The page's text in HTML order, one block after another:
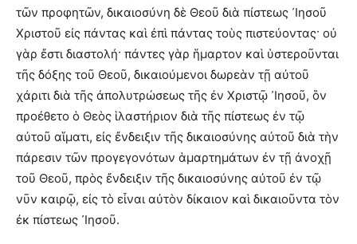
τῶν προφητῶν, δικαιοσύνη δὲ Θεοῦ διὰ πίστεως ᾿Ιησοῦ
Χριστοῦ εἰς πάντας καὶ ἐπὶ πάντας τοὺς πιστεύοντας· οὐ
γὰρ ἔστι διαστολή· πάντες γὰρ ἥμαρτον καὶ ὑστεροῦνται
τῆς δόξης τοῦ Θεοῦ, δικαιούμενοι δωρεὰν τῇ αὐτοῦ
χάριτι διὰ τῆς ἀπολυτρώσεως τῆς ἐν Χριστῷ ᾿Ιησοῦ, ὃν
προέθετο ὁ Θεὸς ἱλαστήριον διὰ τῆς πίστεως ἐν τῷ
αὐτοῦ αἵματι, εἰς ἔνδειξιν τῆς δικαιοσύνης αὐτοῦ διὰ τὴν
πάρεσιν τῶν προγεγονότων ἁμαρτημάτων ἐν τῇ ἀνοχῇ
τοῦ Θεοῦ, πρὸς ἔνδειξιν τῆς δικαιοσύνης αὐτοῦ ἐν τῷ
νῦν καιρῷ, εἰς τὸ εἶναι αὐτὸν δίκαιον καὶ δικαιοῦντα τὸν
ἐκ πίστεως ᾿Ιησοῦ.